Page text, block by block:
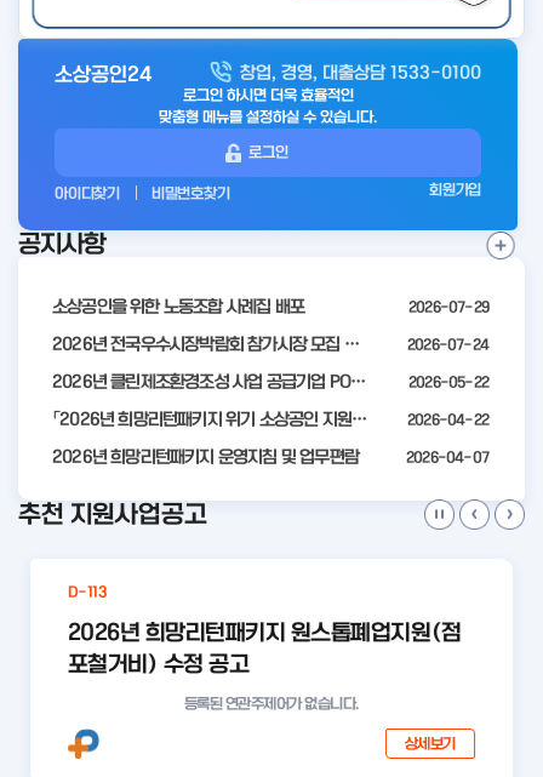
아
전
소상공인24 창업, 경영, 대출상담 1533-0100
로그인 하시면 더욱 효율적인
맞춤형 메뉴를 설정하실 수 있습니다.
로그인
아이디찾기 비밀번호찾기 회원가입
공지사항
소상공인을 위한 노동조합 사례집 배포 2026-07-29
2026년 전국우수시장박람회 참가시장 모집 공고 2026-07-24
2026년 클린제조환경조성 사업 공급기업 POOL 안내 2026-05-22
「2026년 희망리턴패키지 위기 소상공인 지원」모집 통합 2차 수정 공고 2026-04-22
2026년 희망리턴패키지 운영지침 및 업무편람 2026-04-07
공
추천 지원사업공고
D-113
2026년 희망리턴패키지 원스톱폐업지원(점
포철거비) 수정 공고
등록된 연관주제어가 없습니다.
상세보기